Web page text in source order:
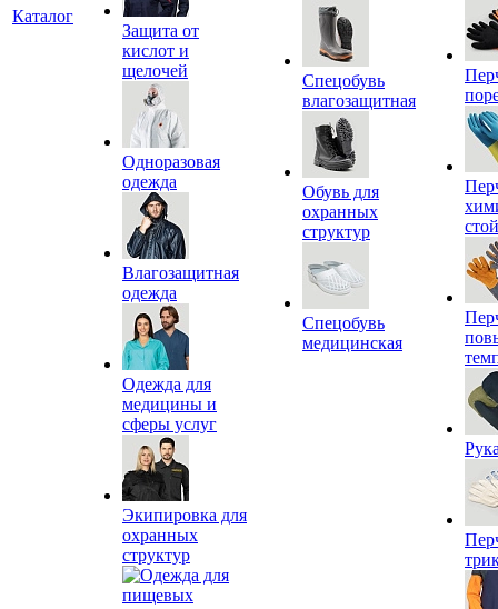
Каталог
Защита от
кислот и
щелочей
Одноразовая
одежда
Влагозащитная
одежда
Одежда для
медицины и
сферы услуг
Экипировка для
охранных
структур
Спецобувь
влагозащитная
Обувь для
охранных
структур
Спецобувь
медицинская